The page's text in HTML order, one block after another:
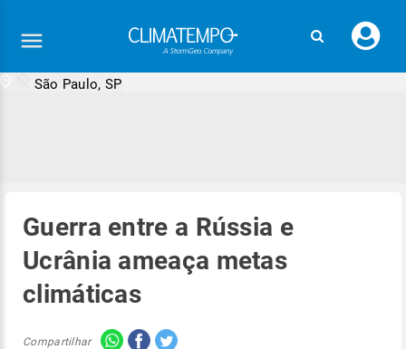
seu
São Paulo, SP
Guerra entre a Rússia e
Ucrânia ameaça metas
climáticas
Compartilhar